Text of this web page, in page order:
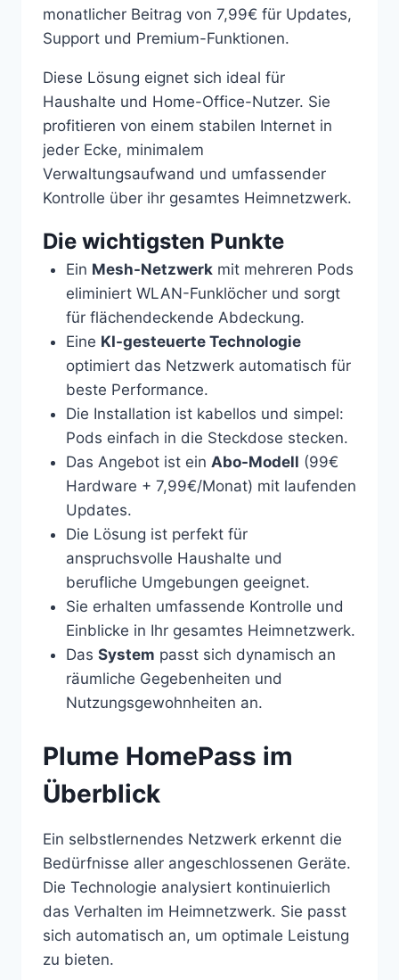
monatlicher Beitrag von 7,99€ für Updates,
Support und Premium-Funktionen.
Diese Lösung eignet sich ideal für
Haushalte und Home-Office-Nutzer. Sie
profitieren von einem stabilen Internet in
jeder Ecke, minimalem
Verwaltungsaufwand und umfassender
Kontrolle über ihr gesamtes Heimnetzwerk.
Die wichtigsten Punkte
Ein Mesh-Netzwerkmit mehreren Pods
eliminiert WLAN-Funklöcher und sorgt
für flächendeckende Abdeckung.
Eine KI-gesteuerte Technologie
optimiert das Netzwerk automatisch für
beste Performance.
Die Installation ist kabellos und simpel:
Pods einfach in die Steckdose stecken.
Das Angebot ist ein Abo-Modell (99€
Hardware + 7,99€/Monat) mit laufenden
Updates.
Die Lösung ist perfekt für
anspruchsvolle Haushalte und
berufliche Umgebungen geeignet.
Sie erhalten umfassende Kontrolle und
Einblicke in Ihr gesamtes Heimnetzwerk.
Das System passt sich dynamisch an
räumliche Gegebenheiten und
Nutzungsgewohnheiten an.
Plume HomePass im
Überblick
Ein selbstlernendes Netzwerk erkennt die
Bedürfnisse aller angeschlossenen Geräte.
Die Technologie analysiert kontinuierlich
das Verhalten im Heimnetzwerk. Sie passt
sich automatisch an, um optimale Leistung
zu bieten.